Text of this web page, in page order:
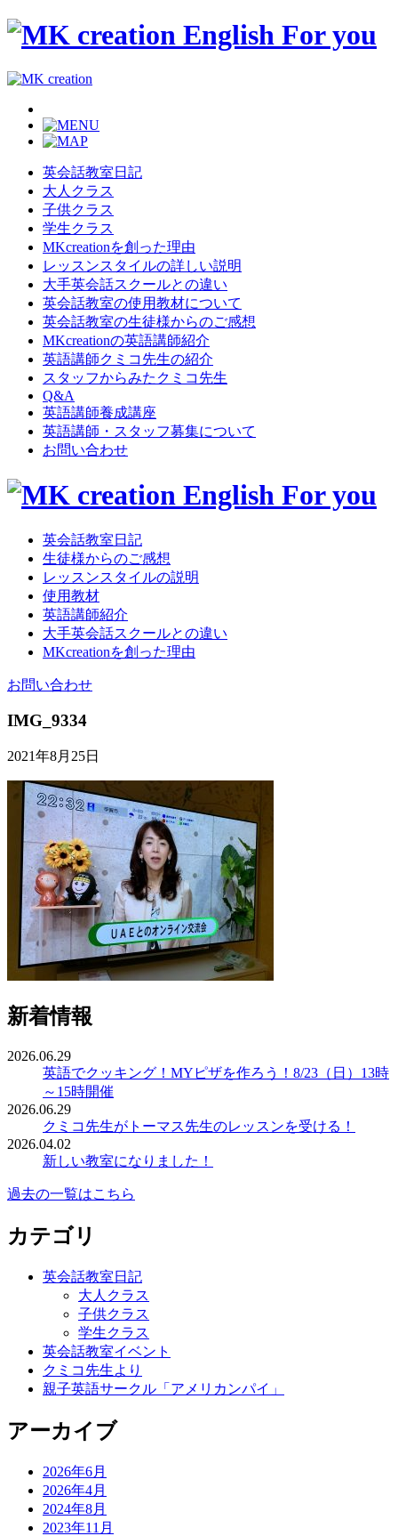
英会話教室日記
大人クラス
子供クラス
学生クラス
MKcreationを創った理由
レッスンスタイルの詳しい説明
大手英会話スクールとの違い
英会話教室の使用教材について
英会話教室の生徒様からのご感想
MKcreationの英語講師紹介
英語講師クミコ先生の紹介
スタッフからみたクミコ先生
Q&A
英語講師養成講座
英語講師・スタッフ募集について
お問い合わせ
英会話教室日記
生徒様からのご感想
レッスンスタイルの説明
使用教材
英語講師紹介
大手英会話スクールとの違い
MKcreationを創った理由
お問い合わせ
IMG_9334
2021年8月25日
新着情報
2026.06.29
英語でクッキング！MYピザを作ろう！8/23（日）13時
～15時開催
2026.06.29
クミコ先生がトーマス先生のレッスンを受ける！
2026.04.02
新しい教室になりました！
過去の一覧はこちら
カテゴリ
英会話教室日記
大人クラス
子供クラス
学生クラス
英会話教室イベント
クミコ先生より
親子英語サークル「アメリカンパイ」
アーカイブ
2026年6月
2026年4月
2024年8月
2023年11月